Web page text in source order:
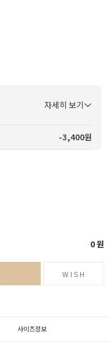
자세히 보기
-3,400원
0원
WISH
사이즈정보